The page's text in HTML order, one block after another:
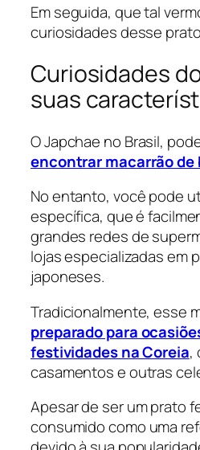
Em seguida, que tal
curiosidades desse
Curiosidades
suas
O Japchae no Brasil,
encontrar macarrão
No entanto, você pode
específica, que é
grandes redes de
lojas especializadas em
japoneses.
Tradicionalmente, esse
preparado para
festividades na Coreia,
casamentos e outras
Apesar de ser um prato
consumido como uma